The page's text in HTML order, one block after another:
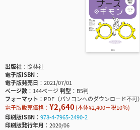
出版社
照林社
電子版ISBN
電子版発売日
2021/07/01
ページ数
144ページ判型
B5判
フォーマット
PDF（パソコンへのダウンロード不可）
電子版販売価格： ¥2,640(本体¥2,400＋税10％)
印刷版ISBN
978-4-7965-2490-2
印刷版発行年月
2020/06